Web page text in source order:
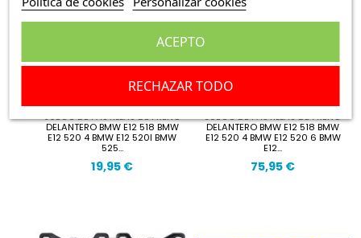
JUEGO DE PASTILLAS DE FRENO
DELANTERO BMW E12 518 BMW
E12 520 4 BMW E12 520I BMW
525...
19,95 €
JUEGO DE PASTILLAS DE FRENO
DELANTERO BMW E12 518 BMW
E12 520 4 BMW E12 520 6 BMW
E12...
75,95 €
RECHAZAR TODO
ACEPTO